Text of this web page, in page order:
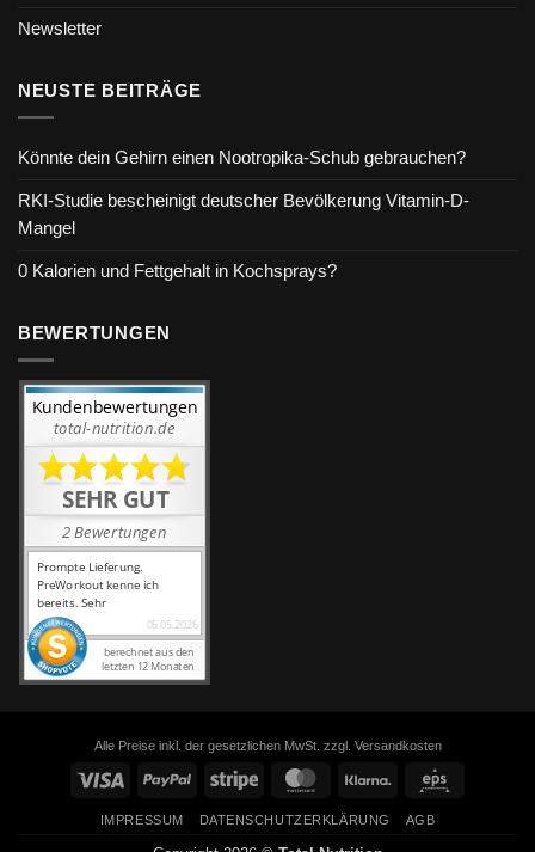
Newsletter
NEUSTE BEITRÄGE
Könnte dein Gehirn einen Nootropika-Schub gebrauchen?
RKI-Studie bescheinigt deutscher Bevölkerung Vitamin-D-
Mangel
0 Kalorien und Fettgehalt in Kochsprays?
BEWERTUNGEN
Alle Preise inkl. der gesetzlichen MwSt. zzgl. Versandkosten
Visa PayPal Stripe MasterCard Klarna
IMPRESSUM DATENSCHUTZERKLÄRUNG AGB